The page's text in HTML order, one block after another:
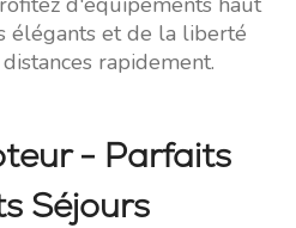
élégants et de la liberté
rapidement.
- Parfaits
Séjours